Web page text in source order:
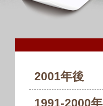
2001年後
1991-2000年